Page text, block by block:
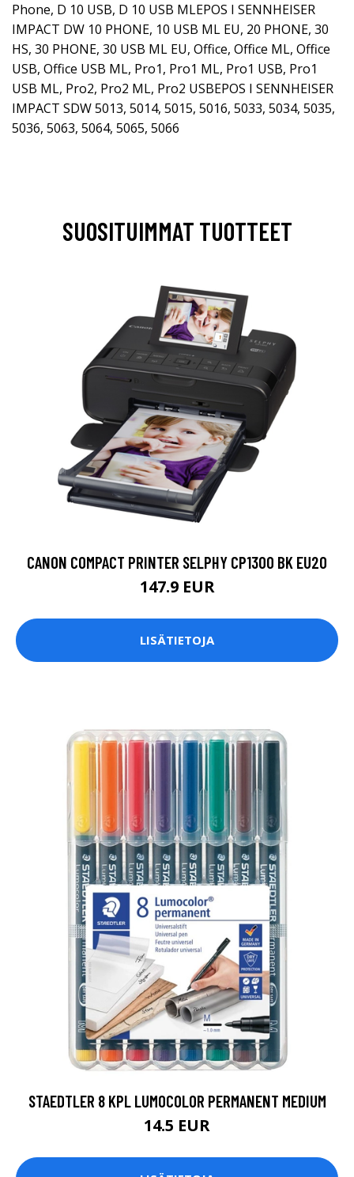
Phone, D 10 USB, D 10 USB MLEPOS I SENNHEISER
IMPACT DW 10 PHONE, 10 USB ML EU, 20 PHONE, 30
HS, 30 PHONE, 30 USB ML EU, Office, Office ML, Office
USB, Office USB ML, Pro1, Pro1 ML, Pro1 USB, Pro1
USB ML, Pro2, Pro2 ML, Pro2 USBEPOS I SENNHEISER
IMPACT SDW 5013, 5014, 5015, 5016, 5033, 5034, 5035,
5036, 5063, 5064, 5065, 5066
SUOSITUIMMAT TUOTTEET
CANON COMPACT PRINTER SELPHY CP1300 BK EU20
147.9 EUR
LISÄTIETOJA
STAEDTLER 8 KPL LUMOCOLOR PERMANENT MEDIUM
14.5 EUR